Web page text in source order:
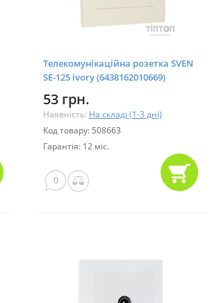
Телекомунікаційна розетка SVEN
SE-125 ivory (6438162010669)
53 грн.
Наявність: На складі (1-3 дні)
Код товару: 508663
Гарантія: 12 міс.
0